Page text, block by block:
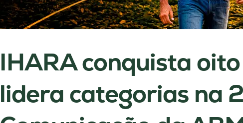
IHARA conquista
lidera categorias na